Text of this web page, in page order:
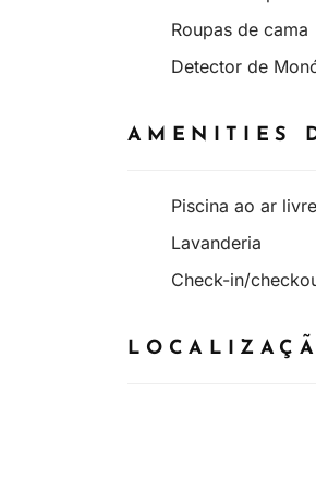
Roupas de cama
Detector de
AMENITIES
Piscina ao ar
Lavanderia
Check-in/